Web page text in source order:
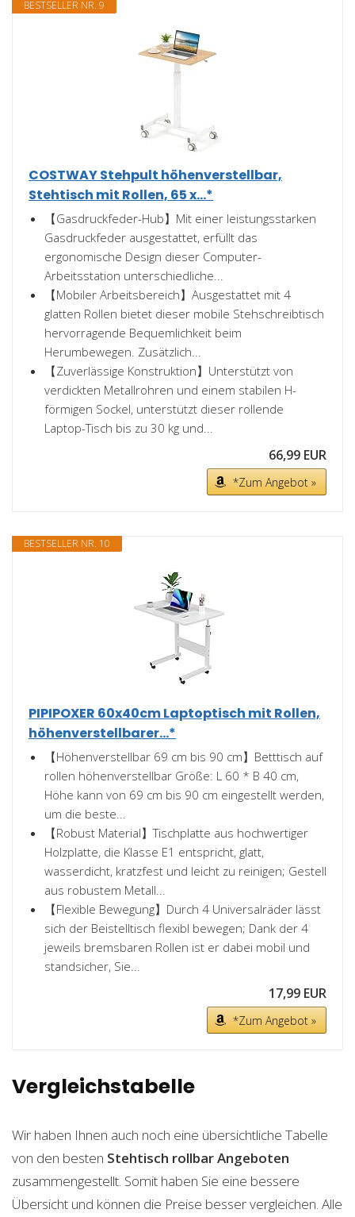
BESTSELLER NR. 9
COSTWAY Stehpult höhenverstellbar,
Stehtisch mit Rollen, 65 x...*
【Gasdruckfeder-Hub】Mit einer leistungsstarken
Gasdruckfeder ausgestattet, erfüllt das
ergonomische Design dieser Computer-
Arbeitsstation unterschiedliche...
【Mobiler Arbeitsbereich】Ausgestattet mit 4
glatten Rollen bietet dieser mobile Stehschreibtisch
hervorragende Bequemlichkeit beim
Herumbewegen. Zusätzlich...
【Zuverlässige Konstruktion】Unterstützt von
verdickten Metallrohren und einem stabilen H-
förmigen Sockel, unterstützt dieser rollende
Laptop-Tisch bis zu 30 kg und...
66,99 EUR
*Zum Angebot »
BESTSELLER NR. 10
PIPIPOXER 60x40cm Laptoptisch mit Rollen,
höhenverstellbarer...*
【Höhenverstellbar 69 cm bis 90 cm】Betttisch auf
rollen höhenverstellbar Größe: L 60 * B 40 cm,
Höhe kann von 69 cm bis 90 cm eingestellt werden,
um die beste...
【Robust Material】Tischplatte aus hochwertiger
Holzplatte, die Klasse E1 entspricht, glatt,
wasserdicht, kratzfest und leicht zu reinigen; Gestell
aus robustem Metall...
【Flexible Bewegung】Durch 4 Universalräder lässt
sich der Beistelltisch flexibl bewegen; Dank der 4
jeweils bremsbaren Rollen ist er dabei mobil und
standsicher, Sie...
17,99 EUR
*Zum Angebot »
Vergleichstabelle
Wir haben Ihnen auch noch eine übersichtliche Tabelle
von den besten Stehtisch rollbarAngeboten
zusammengestellt. Somit haben Sie eine bessere
Übersicht und können die Preise besser vergleichen. Alle